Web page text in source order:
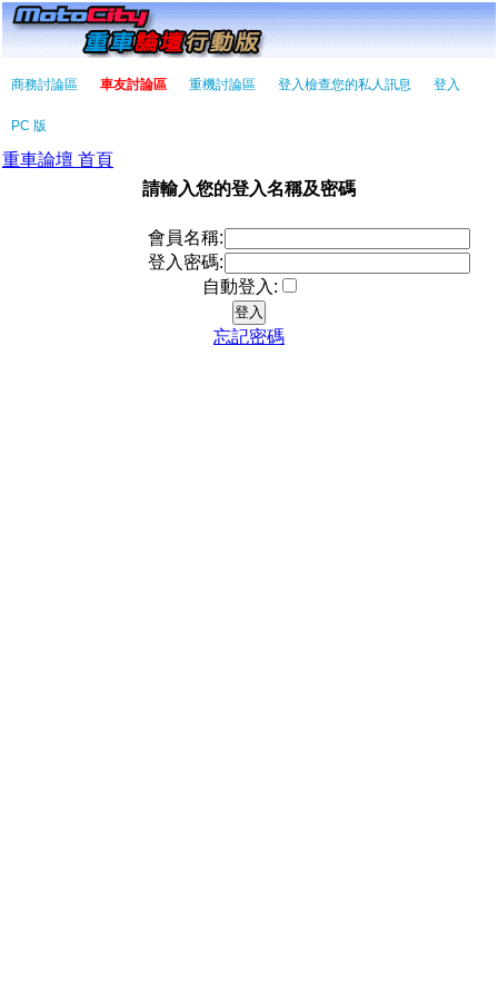
商務討論區 車友討論區 重機討論區 登入檢查您的私人訊息 登入
PC 版
重車論壇 首頁
請輸入您的登入名稱及密碼
會員名稱:
登入密碼:
自動登入:
忘記密碼